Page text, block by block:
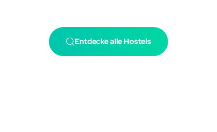
Entdecke alle Hostels